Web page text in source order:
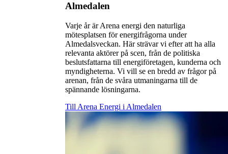
Almedalen
Varje år är Arena energi den naturliga
mötesplatsen för energifrågorna under
Almedalsveckan. Här strävar vi efter att ha alla
relevanta aktörer på scen, från de politiska
beslutsfattarna till energiföretagen, kunderna och
myndigheterna. Vi vill se en bredd av frågor på
arenan, från de svåra utmaningarna till de
spännande lösningarna.
Till Arena Energi i Almedalen